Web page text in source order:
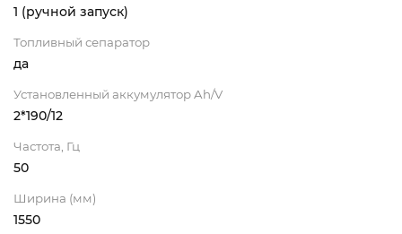
1 (ручной запуск)
Топливный сепаратор
да
Установленный аккумулятор Ah/V
2*190/12
Частота, Гц
50
Ширина (мм)
1550